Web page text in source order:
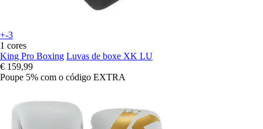
+-3
1 cores
King Pro Boxing Luvas de boxe XK LU
€ 159,99
Poupe 5% com o código EXTRA